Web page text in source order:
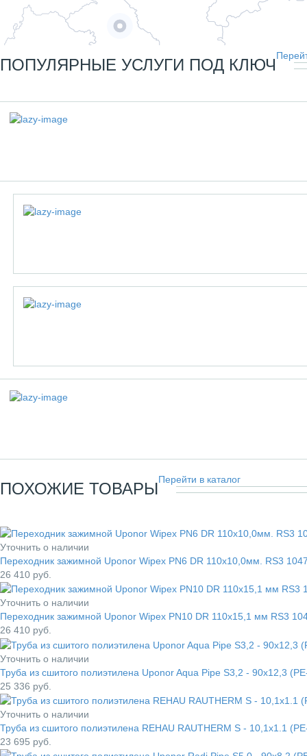
ПОПУЛЯРНЫЕ УСЛУГИ ПОД КЛЮЧ
ПОХОЖИЕ ТОВАРЫПерейти в каталог
Уточнить о наличии
Переходник зажимной Uponor Wipex PN6 DR 110x10,0мм. RS3
26 410 руб.
Уточнить о наличии
Переходник зажимной Uponor Wipex PN10 DR 110x15,1 мм RS3
26 410 руб.
Уточнить о наличии
Труба из сшитого полиэтилена Uponor Aqua Pipe S3,2 - 90x12,3
25 336 руб.
Уточнить о наличии
Труба из сшитого полиэтилена REHAU RAUTHERM S - 10,1x1.1
23 695 руб.